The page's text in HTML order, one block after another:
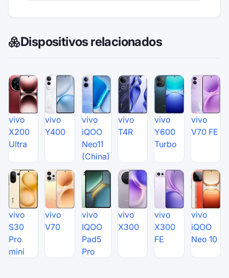
Dispositivos relacionados
vivo
X200
Ultra
vivo
Y400
vivo
iQOO
Neo11
(China)
vivo
T4R
vivo
Y600
Turbo
vivo
V70 FE
vivo
S30
Pro
mini
vivo
V70
vivo
IQOO
Pad5
Pro
vivo
X300
vivo
X300
FE
vivo
iQOO
Neo 10